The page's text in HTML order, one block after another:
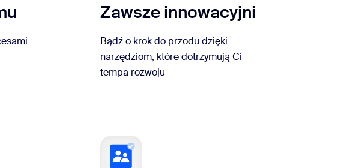
Zawsze innowacyjni
Bądź o krok do przodu dzięki
narzędziom, które dotrzymują Ci
tempa rozwoju